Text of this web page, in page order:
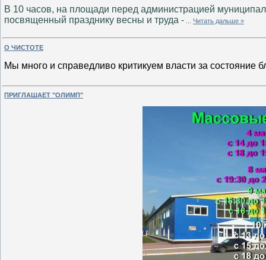
В 10 часов, на площади перед администрацией
посвященный празднику весны и труда - Читать дальше »
О ЧИСТОТЕ
Мы много и справедливо критикуем власти за состояние
ПРИГЛАШАЕТ "ОЛИМП"